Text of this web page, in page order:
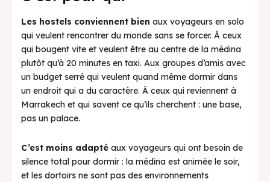
Les hostels conviennent bien aux voyageurs en solo
qui veulent rencontrer du monde sans se forcer. À ceux
qui bougent vite et veulent être au centre de la médina
plutôt qu’à 20 minutes en taxi. Aux groupes d’amis avec
un budget serré qui veulent quand même dormir dans
un endroit qui a du caractère. À ceux qui reviennent à
Marrakech et qui savent ce qu’ils cherchent : une base,
pas un palace.
C’est moins adapté aux voyageurs qui ont besoin de
silence total pour dormir : la médina est animée le soir,
et les dortoirs ne sont pas des environnements